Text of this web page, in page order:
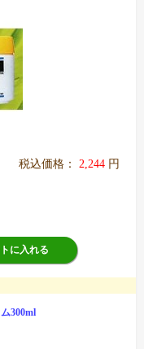
税込価格： 2,244 円
に入れる
300ml